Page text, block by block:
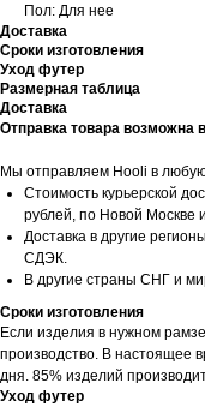
Пол: Для нее
Доставка
Сроки изготовления
Уход футер
Размерная таблица
Доставка
Отправка товара возможна
Мы отправляем Hooli в
Стоимость курьерской
рублей, по Новой Москве
Доставка в другие
СДЭК.
В другие страны СНГ и
Сроки изготовления
Если изделия в нужном
производство. В настоящее
дня. 85% изделий
Уход футер